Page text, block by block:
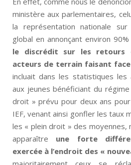
ministère aux parlementaires,
la représentation nationale sur
global en annonçant environ
le discrédit sur les retours
acteurs de terrain faisant
incluait dans les statistiques les
aux jeunes bénéficiant du
droit » prévu pour deux ans
IEF, venant ainsi gonfler les taux
les « plein droit » des moyennes,
apparaître une forte
exercée à l’endroit des «